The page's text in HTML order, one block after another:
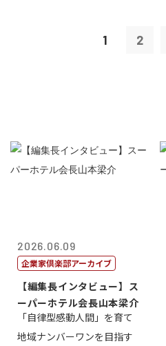
1 2
2026.06.09
企業家倶楽部アーカイブ
【編集長インタビュー】ス
ーパーホテル会長山本梁介
「自律型感動人間」を育て
地域ナンバーワンを目指す